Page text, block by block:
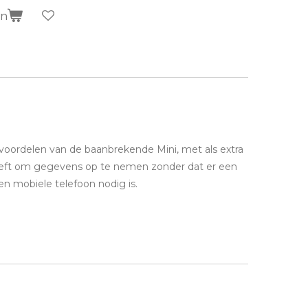
van de baanbrekende Mini, met als extra
om gegevens op te nemen zonder dat er een
mobiele telefoon nodig is.